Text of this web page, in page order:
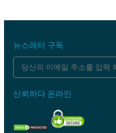
뉴스레터 구독
신뢰하다 온라인